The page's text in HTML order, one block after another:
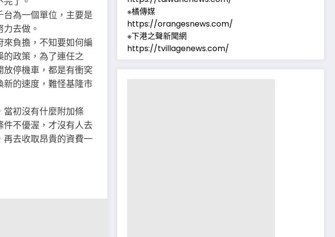
為一個單位，主要是
去做。
負擔，不知要如何編
政策，為了連任之
停機車，都是有衝穾
的速度，難怪基隆市
初沒有什麼附加條
不優渥，才沒有人去
去收取昂貴的資費一
※橘傳媒
https://orangesnews.com/
※下港之聲新聞網
https://tvillagenews.com/